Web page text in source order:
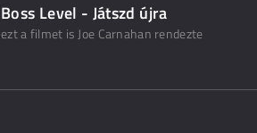
Boss Level - Játszd újra
ezt a filmet is Joe Carnahan rendezte